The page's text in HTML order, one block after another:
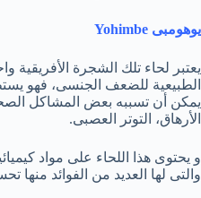
يوهومبى Yohimbe
يعتبر لحاء تلك الشجرة الأفريقية
الطبيعية للضعف الجنسى، فهو
يمكن أن تسببه بعض المشاكل
الأرهاق، التوتر العصبى.
والتى لها العديد من الفوائد منها